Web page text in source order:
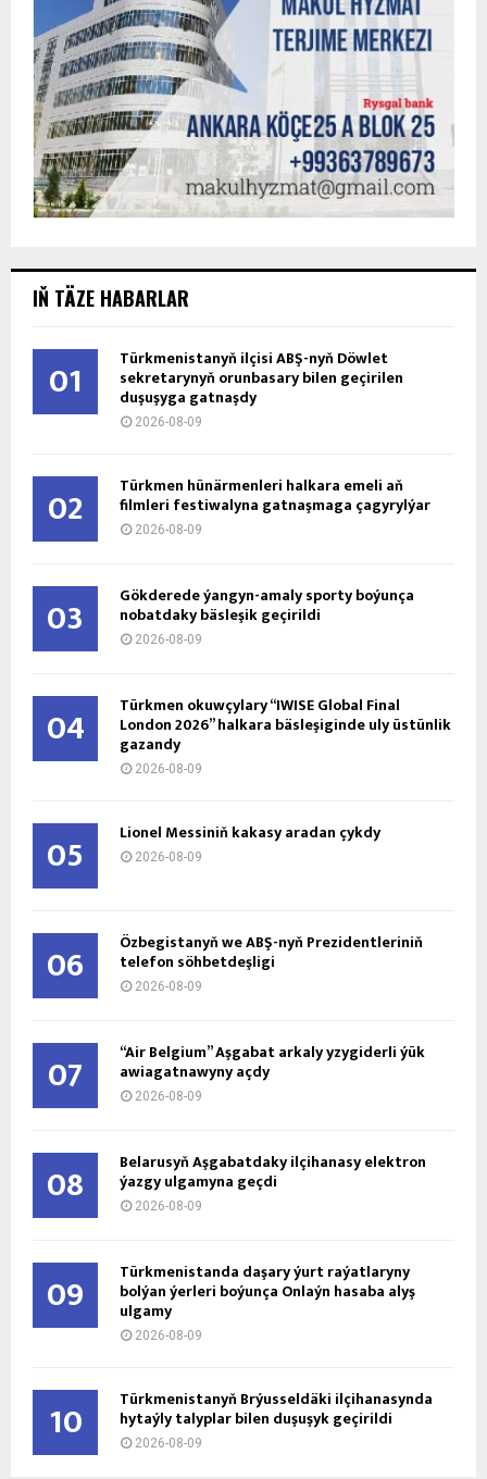
IŇ TÄZE HABARLAR
01 Türkmenistanyň ilçisi ABŞ-nyň Döwlet
sekretarynyň orunbasary bilen geçirilen
duşuşyga gatnaşdy
2026-08-09
02 Türkmen hünärmenleri halkara emeli aň
filmleri festiwalyna gatnaşmaga çagyrylýar
2026-08-09
03 Gökderede ýangyn-amaly sporty boýunça
nobatdaky bäsleşik geçirildi
2026-08-09
04 Türkmen okuwçylary “IWISE Global Final
London 2026” halkara bäsleşiginde uly üstünlik
gazandy
2026-08-09
05 Lionel Messiniň kakasy aradan çykdy
2026-08-09
06 Özbegistanyň we ABŞ-nyň Prezidentleriniň
telefon söhbetdeşligi
2026-08-09
07 “Air Belgium” Aşgabat arkaly yzygiderli ýük
awiagatnawyny açdy
2026-08-09
08 Belarusyň Aşgabatdaky ilçihanasy elektron
ýazgy ulgamyna geçdi
2026-08-09
09 Türkmenistanda daşary ýurt raýatlaryny
bolýan ýerleri boýunça Onlaýn hasaba alyş
ulgamy
2026-08-09
10 Türkmenistanyň Brýusseldäki ilçihanasynda
hytaýly talyplar bilen duşuşyk geçirildi
2026-08-09